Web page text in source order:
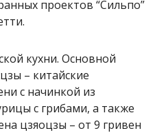
проектов “Сильпо”
кухни. Основной
– китайские
с начинкой из
с грибами, а также
цзяоцзы – от 9 гривен